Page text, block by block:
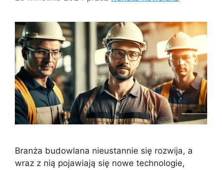
Branża budowlana nieustannie się rozwija, a
wraz z nią pojawiają się nowe technologie,